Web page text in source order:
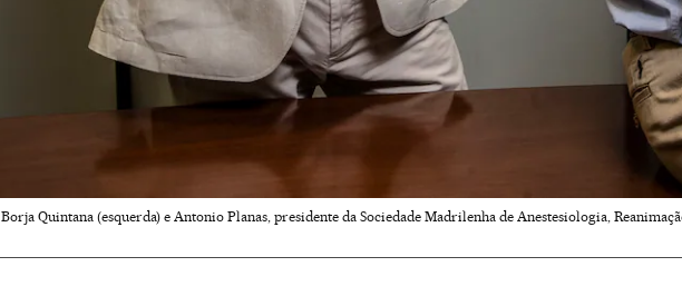
Borja Quintana (esquerda) e Antonio Planas, presidente da Sociedade Madrilenha de Anestesiologia,